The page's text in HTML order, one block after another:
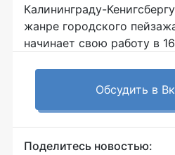
Калининграду-
жанре городского
начинает свою работу в
Обсудить в
Поделитесь новостью: